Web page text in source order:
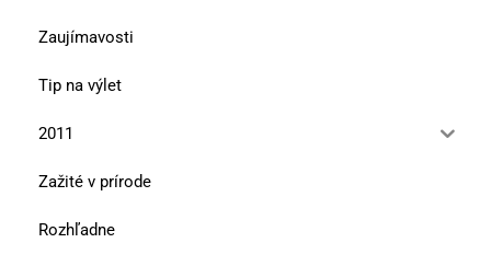
Zaujímavosti
Tip na výlet
2011
Zažité v prírode
Rozhľadne